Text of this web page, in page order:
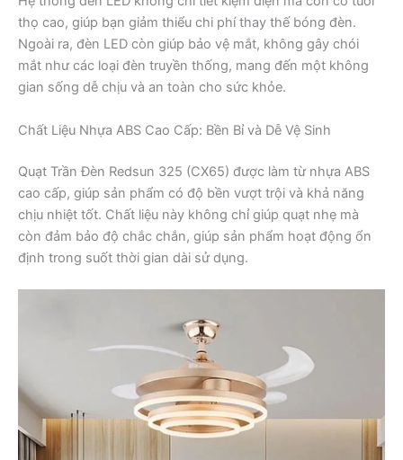
thọ cao, giúp bạn giảm thiểu chi phí thay thế bóng đèn.
Ngoài ra, đèn LED còn giúp bảo vệ mắt, không gây chói
mắt như các loại đèn truyền thống, mang đến một không
gian sống dễ chịu và an toàn cho sức khỏe.
Chất Liệu Nhựa ABS Cao Cấp: Bền Bỉ và Dễ Vệ Sinh
Quạt Trần Đèn Redsun 325 (CX65) được làm từ nhựa ABS
cao cấp, giúp sản phẩm có độ bền vượt trội và khả năng
chịu nhiệt tốt. Chất liệu này không chỉ giúp quạt nhẹ mà
còn đảm bảo độ chắc chắn, giúp sản phẩm hoạt động ổn
định trong suốt thời gian dài sử dụng.